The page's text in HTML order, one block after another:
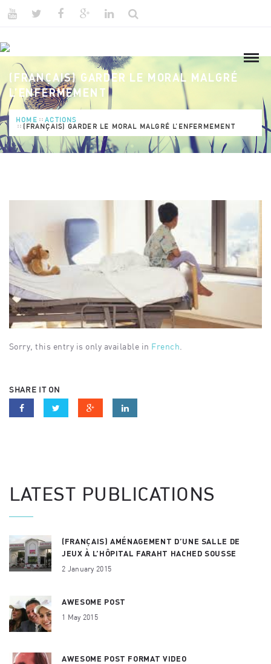
(FRANÇAIS) GARDER LE MORAL MALGRÉ
L’ENFERMEMENT
HOME
ACTIONS
(FRANÇAIS) GARDER LE MORAL MALGRÉ L’ENFERMEMENT
Sorry, this entry is only available in French
SHARE IT ON
LATEST PUBLICATIONS
(FRANÇAIS) AMÉNAGEMENT D’UNE SALLE DE
JEUX À L’HÔPITAL FARAHT HACHED SOUSSE
2 January 2015
AWESOME POST
1 May 2015
AWESOME POST FORMAT VIDEO